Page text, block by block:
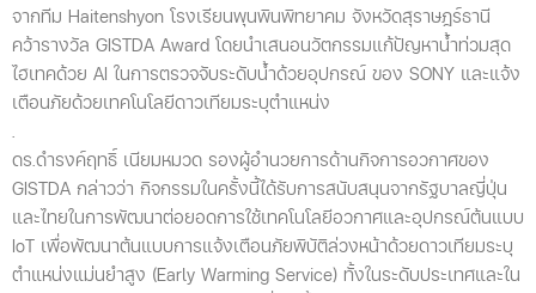
จากทีม Haitenshyon โรงเรียนพุนพินพิทยาคม จังหวัดสุราษฎร์ธานี
คว้ารางวัล GISTDA Award โดยนำเสนอนวัตกรรมแก้ปัญหาน้ำท่วมสุด
ไฮเทคด้วย AI ในการตรวจจับระดับน้ำด้วยอุปกรณ์ ของ SONY และแจ้ง
เตือนภัยด้วยเทคโนโลยีดาวเทียมระบุตำแหน่ง
ดร.ดำรงค์ฤทธิ์ เนียมหมวด รองผู้อำนวยการด้านกิจการอวกาศของ
GISTDA กล่าวว่า กิจกรรมในครั้งนี้ได้รับการสนับสนุนจากรัฐบาลญี่ปุ่น
และไทยในการพัฒนาต่อยอดการใช้เทคโนโลยีอวกาศและอุปกรณ์ต้นแบบ
IoT เพื่อพัฒนาต้นแบบการแจ้งเตือนภัยพิบัติล่วงหน้าด้วยดาวเทียมระบุ
ตำแหน่งแม่นยำสูง (Early Warming Service) ทั้งในระดับประเทศและใน